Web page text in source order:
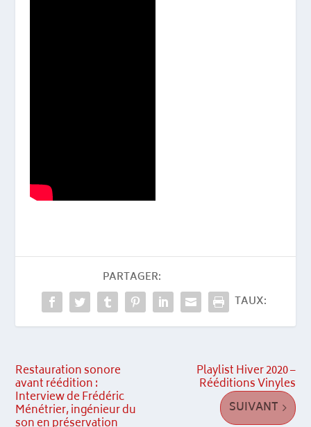
PARTAGER:
TAUX:
Restauration sonore
avant réédition :
Interview de Frédéric
Ménétrier, ingénieur du
Playlist Hiver 2020 –
Rééditions Vinyles
SUIVANT